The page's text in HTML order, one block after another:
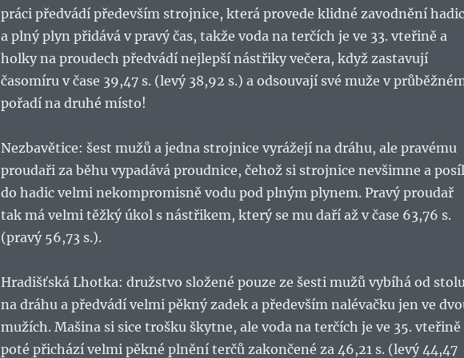
práci předvádí především strojnice, která provede klidné zavodnění hadic
a plný plyn přidává v pravý čas, takže voda na terčích je ve 33. vteřině a
holky na proudech předvádí nejlepší nástřiky večera, když zastavují
časomíru v čase 39,47 s. (levý 38,92 s.) a odsouvají své muže v
pořadí na druhé místo!
Nezbavětice: šest mužů a jedna strojnice vyrážejí na dráhu, ale pravému
proudaři za běhu vypadává proudnice, čehož si strojnice nevšimne a
do hadic velmi nekompromisně vodu pod plným plynem. Pravý proudař
tak má velmi těžký úkol s nástřikem, který se mu daří až v čase 63,76 s.
(pravý 56,73 s.).
Hradišťská Lhotka: družstvo složené pouze ze šesti mužů vybíhá od
na dráhu a předvádí velmi pěkný zadek a především nalévačku jen ve
mužích. Mašina si sice trošku škytne, ale voda na terčích je ve 35. vteřině
poté přichází velmi pěkné plnění terčů zakončené za 46,21 s. (levý 44,47